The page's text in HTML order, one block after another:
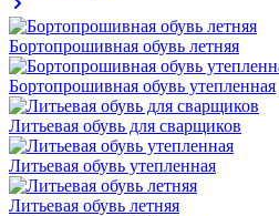
Бортопрошивная обувь летняя
Бортопрошивная обувь утепленная
Литьевая обувь для сварщиков
Литьевая обувь утепленная
Литьевая обувь летняя